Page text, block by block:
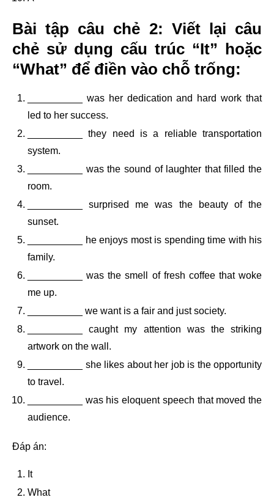
Bài tập câu chẻ 2: Viết lại câu
chẻ sử dụng cấu trúc “It” hoặc
“What” để điền vào chỗ trống:
__________ was her dedication and hard work that
led to her success.
__________ they need is a reliable transportation
system.
__________ was the sound of laughter that filled the
room.
__________ surprised me was the beauty of the
sunset.
__________ he enjoys most is spending time with his
family.
__________ was the smell of fresh coffee that woke
me up.
__________ we want is a fair and just society.
__________ caught my attention was the striking
artwork on the wall.
__________ she likes about her job is the opportunity
to travel.
__________ was his eloquent speech that moved the
audience.
Đáp án:
It
What